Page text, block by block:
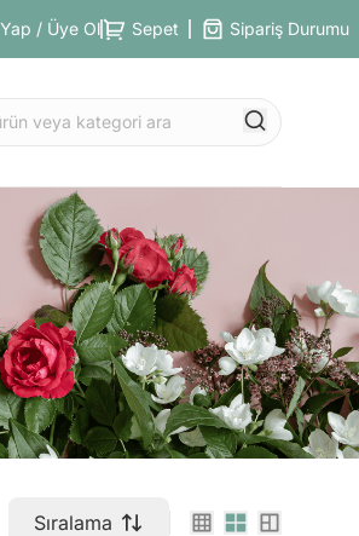
/ Üye Ol Sepet Sipariş Durumu
Sıralama